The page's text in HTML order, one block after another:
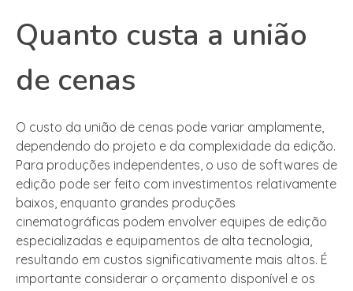
Quanto custa a união
de cenas
O custo da união de cenas pode variar amplamente,
dependendo do projeto e da complexidade da edição.
Para produções independentes, o uso de softwares de
edição pode ser feito com investimentos relativamente
baixos, enquanto grandes produções
cinematográficas podem envolver equipes de edição
especializadas e equipamentos de alta tecnologia,
resultando em custos significativamente mais altos. É
importante considerar o orçamento disponível e os